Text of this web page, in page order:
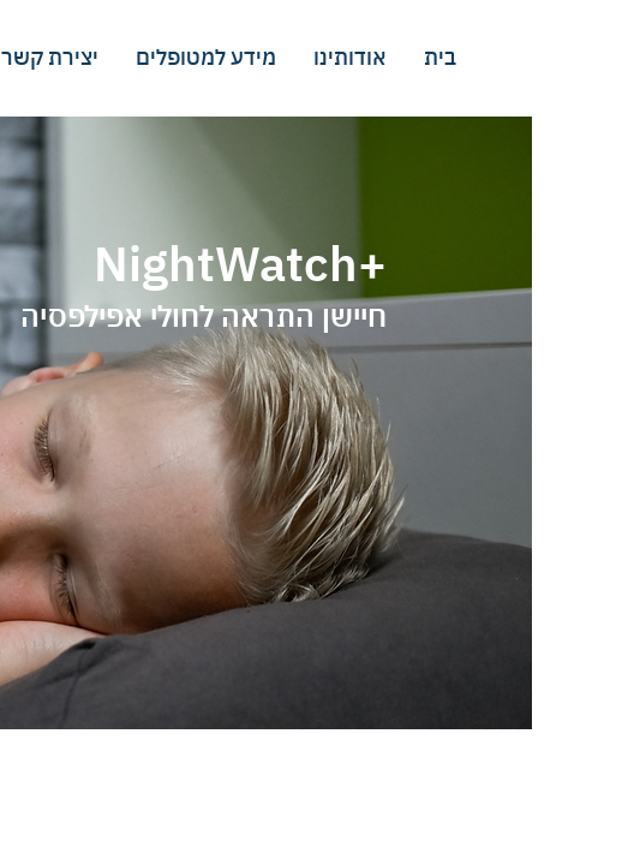
בית אודותינו מידע למטופלים יצירת קשר
NightWatch+
חיישן התראה לחולי אפילפסיה